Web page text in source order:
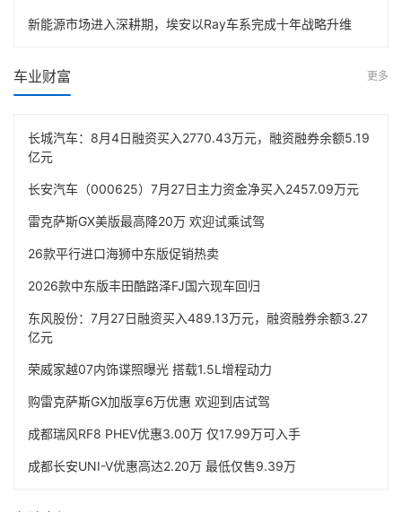
新能源市场进入深耕期，埃安以Ray车系完成十年战略升维
车业财富 更多
长城汽车：8月4日融资买入2770.43万元，融资融券余额5.19
亿元
长安汽车（000625）7月27日主力资金净买入2457.09万元
雷克萨斯GX美版最高降20万 欢迎试乘试驾
26款平行进口海狮中东版促销热卖
2026款中东版丰田酷路泽FJ国六现车回归
东风股份：7月27日融资买入489.13万元，融资融券余额3.27
亿元
荣威家越07内饰谍照曝光 搭载1.5L增程动力
购雷克萨斯GX加版享6万优惠 欢迎到店试驾
成都瑞风RF8 PHEV优惠3.00万 仅17.99万可入手
成都长安UNI-V优惠高达2.20万 最低仅售9.39万